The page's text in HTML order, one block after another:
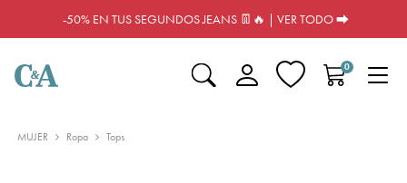
-50% EN TUS SEGUNDOS JEANS 👖🔥 | VER TODO ⮕
0
MUJER Ropa Tops